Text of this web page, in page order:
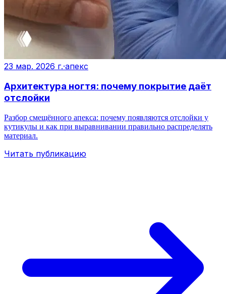
23 мар. 2026 г.·апекс
Архитектура ногтя: почему покрытие даёт
отслойки
Разбор смещённого апекса: почему появляются отслойки у
кутикулы и как при выравнивании правильно распределять
материал.
Читать публикацию